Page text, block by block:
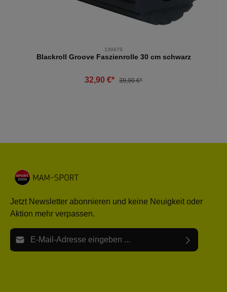
130675
Blackroll Groove Faszienrolle 30 cm schwarz
32,90 €* 39,90 €*
Jetzt Newsletter abonnieren und keine Neuigkeit oder
Aktion mehr verpassen.
E-Mail-Adresse*